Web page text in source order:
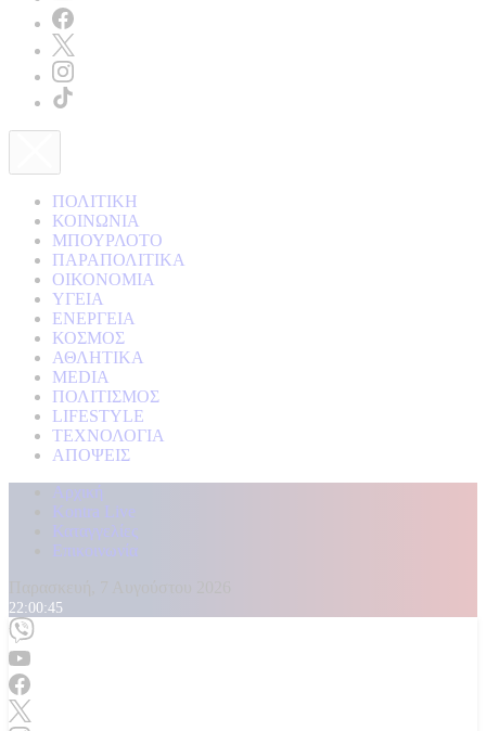
ΠΟΛΙΤΙΚΗ
ΚΟΙΝΩΝΙΑ
ΜΠΟΥΡΛΟΤΟ
ΠΑΡΑΠΟΛΙΤΙΚΑ
ΟΙΚΟΝΟΜΙΑ
ΥΓΕΙΑ
ΕΝΕΡΓΕΙΑ
ΚΟΣΜΟΣ
ΑΘΛΗΤΙΚΑ
MEDIA
ΠΟΛΙΤΙΣΜΟΣ
LIFESTYLE
ΤΕΧΝΟΛΟΓΙΑ
ΑΠΟΨΕΙΣ
Αρχική
Kontra Live
Καταγγελίες
Επικοινωνία
22:00:47